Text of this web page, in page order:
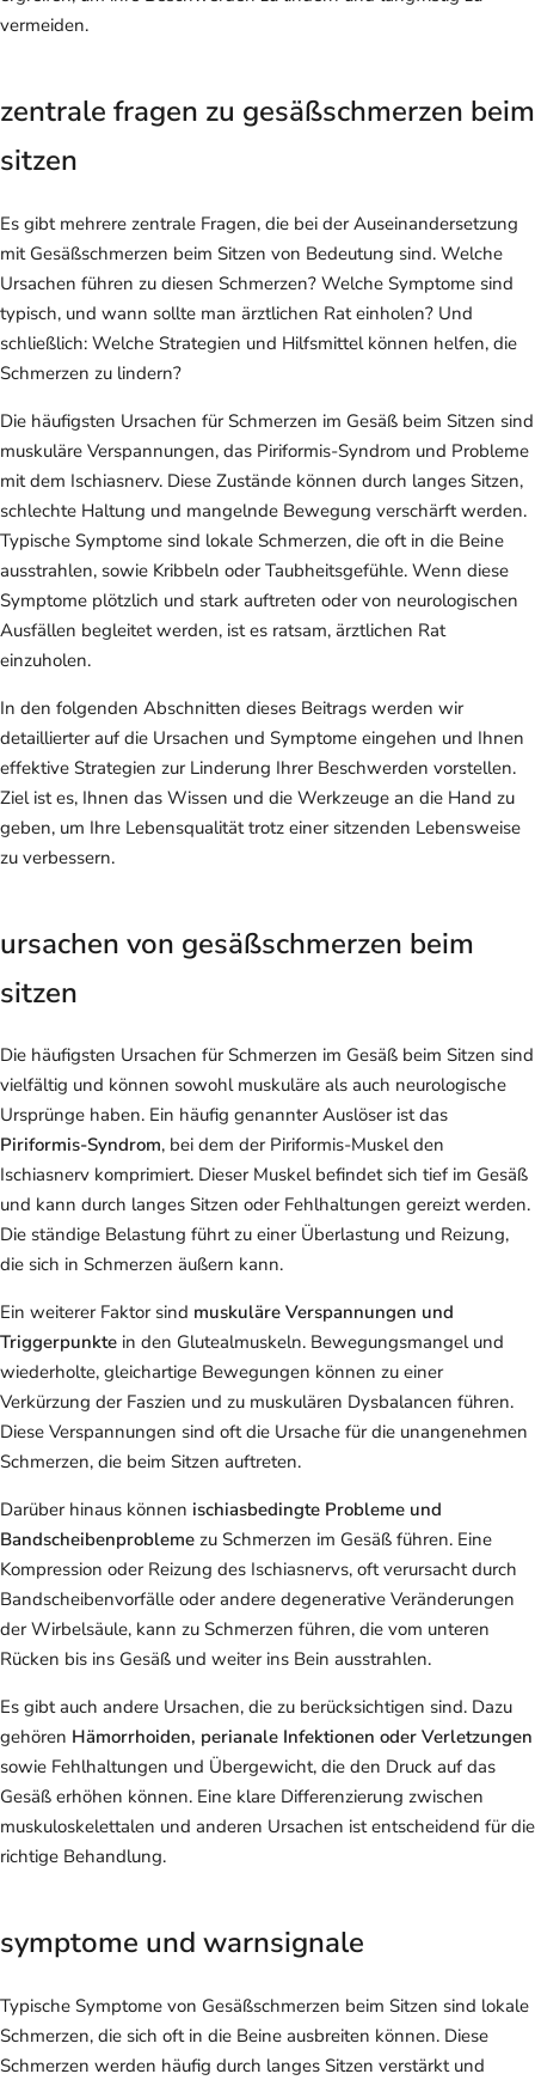
vermeiden.
zentrale fragen zu gesäßschmerzen beim
sitzen
Es gibt mehrere zentrale Fragen, die bei der Auseinandersetzung
mit Gesäßschmerzen beim Sitzen von Bedeutung sind. Welche
Ursachen führen zu diesen Schmerzen? Welche Symptome sind
typisch, und wann sollte man ärztlichen Rat einholen? Und
schließlich: Welche Strategien und Hilfsmittel können helfen, die
Schmerzen zu lindern?
Die häufigsten Ursachen für Schmerzen im Gesäß beim Sitzen sind
muskuläre Verspannungen, das Piriformis-Syndrom und Probleme
mit dem Ischiasnerv. Diese Zustände können durch langes Sitzen,
schlechte Haltung und mangelnde Bewegung verschärft werden.
Typische Symptome sind lokale Schmerzen, die oft in die Beine
ausstrahlen, sowie Kribbeln oder Taubheitsgefühle. Wenn diese
Symptome plötzlich und stark auftreten oder von neurologischen
Ausfällen begleitet werden, ist es ratsam, ärztlichen Rat
einzuholen.
In den folgenden Abschnitten dieses Beitrags werden wir
detaillierter auf die Ursachen und Symptome eingehen und Ihnen
effektive Strategien zur Linderung Ihrer Beschwerden vorstellen.
Ziel ist es, Ihnen das Wissen und die Werkzeuge an die Hand zu
geben, um Ihre Lebensqualität trotz einer sitzenden Lebensweise
zu verbessern.
ursachen von gesäßschmerzen beim
sitzen
Die häufigsten Ursachen für Schmerzen im Gesäß beim Sitzen sind
vielfältig und können sowohl muskuläre als auch neurologische
Ursprünge haben. Ein häufig genannter Auslöser ist das
Piriformis-Syndrom, bei dem der Piriformis-Muskel den
Ischiasnerv komprimiert. Dieser Muskel befindet sich tief im Gesäß
und kann durch langes Sitzen oder Fehlhaltungen gereizt werden.
Die ständige Belastung führt zu einer Überlastung und Reizung,
die sich in Schmerzen äußern kann.
Ein weiterer Faktor sind muskuläre Verspannungen und
Triggerpunkte in den Glutealmuskeln. Bewegungsmangel und
wiederholte, gleichartige Bewegungen können zu einer
Verkürzung der Faszien und zu muskulären Dysbalancen führen.
Diese Verspannungen sind oft die Ursache für die unangenehmen
Schmerzen, die beim Sitzen auftreten.
Darüber hinaus können ischiasbedingte Probleme und
Bandscheibenprobleme zu Schmerzen im Gesäß führen. Eine
Kompression oder Reizung des Ischiasnervs, oft verursacht durch
Bandscheibenvorfälle oder andere degenerative Veränderungen
der Wirbelsäule, kann zu Schmerzen führen, die vom unteren
Rücken bis ins Gesäß und weiter ins Bein ausstrahlen.
Es gibt auch andere Ursachen, die zu berücksichtigen sind. Dazu
gehören Hämorrhoiden, perianale Infektionen oder Verletzungen
sowie Fehlhaltungen und Übergewicht, die den Druck auf das
Gesäß erhöhen können. Eine klare Differenzierung zwischen
muskuloskelettalen und anderen Ursachen ist entscheidend für die
richtige Behandlung.
symptome und warnsignale
Typische Symptome von Gesäßschmerzen beim Sitzen sind lokale
Schmerzen, die sich oft in die Beine ausbreiten können. Diese
Schmerzen werden häufig durch langes Sitzen verstärkt und